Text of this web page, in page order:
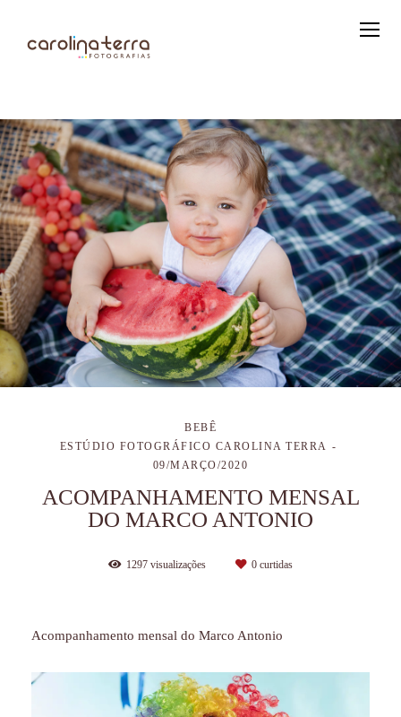
BEBÊ
ESTÚDIO FOTOGRÁFICO CAROLINA TERRA
09/MARÇO/2020
ACOMPANHAMENTO MENSAL
DO MARCO ANTONIO
1297 visualizações 0 curtidas
Acompanhamento mensal do Marco Antonio